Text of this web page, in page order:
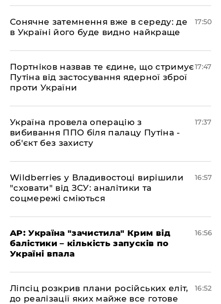
​Сонячне затемнення вже в середу: де
в Україні його буде видно найкраще
17:50
​Портніков назвав те єдине, що стримує
Путіна від застосування ядерної зброї
проти України
17:47
​Україна провела операцію з
вибивання ППО біля палацу Путіна -
об'єкт без захисту
17:37
​Wildberries у Владивостоці вирішили
"сховати" від ЗСУ: аналітики та
соцмережі сміються
16:57
​AP: Україна "зачистила" Крим від
балістики – кількість запусків по
Україні впала
16:56
​Ліпсіц розкрив плани російських еліт,
до реалізації яких майже все готове
16:52